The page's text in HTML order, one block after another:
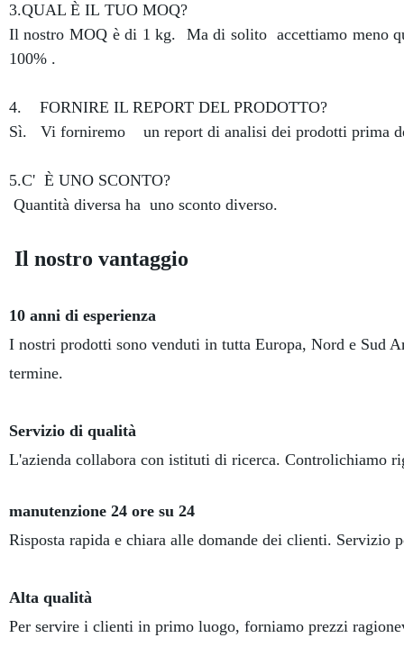
3.QUAL È IL TUO MOQ?
Il nostro MOQ è di 1 kg. Ma di solito accettiamo meno
100% .
4. FORNIRE IL REPORT DEL PRODOTTO?
Sì. Vi forniremo un report di analisi dei prodotti prima
5.C' È UNO SCONTO?
Quantità diversa ha uno sconto diverso.
Il nostro vantaggio
10 anni di esperienza
I nostri prodotti sono venduti in tutta Europa, Nord e Sud
termine.
Servizio di qualità
L'azienda collabora con istituti di ricerca. Controlichiamo
manutenzione 24 ore su 24
Risposta rapida e chiara alle domande dei clienti.
Alta qualità
Per servire i clienti in primo luogo, forniamo prezzi